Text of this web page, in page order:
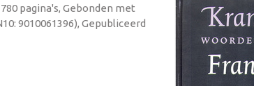
pagina's, Gebonden met
9010061396), Gepubliceerd